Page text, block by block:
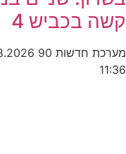
בכביש 4
חדשות 90 06.08.2026